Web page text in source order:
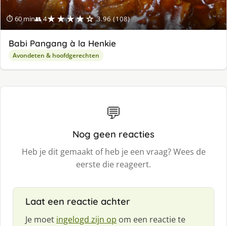
⏱ 60 min👥 4★★★★☆ 3.96 (108)
Babi Pangang à la Henkie
Avondeten & hoofdgerechten
💬
Nog geen reacties
Heb je dit gemaakt of heb je een vraag? Wees de
eerste die reageert.
Laat een reactie achter
Je moet ingelogd zijn op om een reactie te